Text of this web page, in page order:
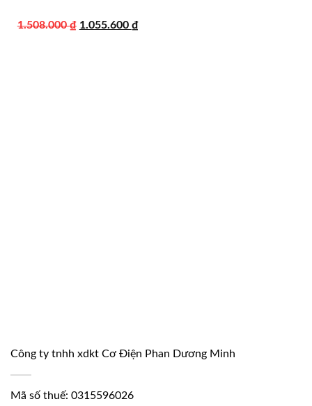
1.508.000₫ Giá
1.055.600 ₫Giá
Công ty tnhh xdkt Cơ Điện Phan Dương Minh
Mã số thuế: 0315596026